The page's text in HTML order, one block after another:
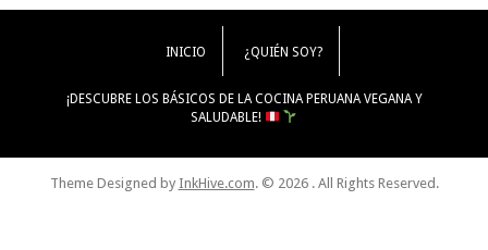
INICIO ¿QUIÉN SOY?
¡DESCUBRE LOS BÁSICOS DE LA COCINA PERUANA VEGANA Y
SALUDABLE!
Theme Designed by InkHive.com. © 2026 . All Rights Reserved.